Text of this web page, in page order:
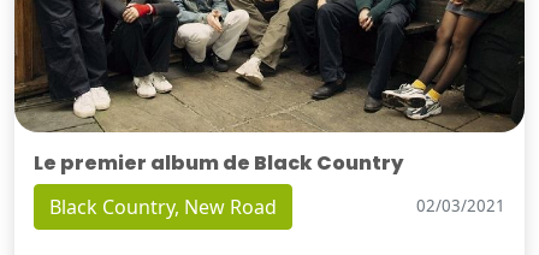
Le premier album de Black Country
Black Country, New Road 02/03/2021